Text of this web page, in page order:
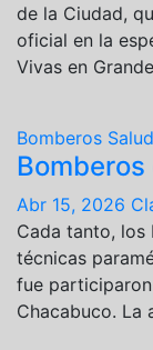
de la Ciudad,
oficial en la
Vivas en
Bomberos Salud
Bomberos
Abr 15, 2026
Cada tanto, los
técnicas
fue
Chacabuco.